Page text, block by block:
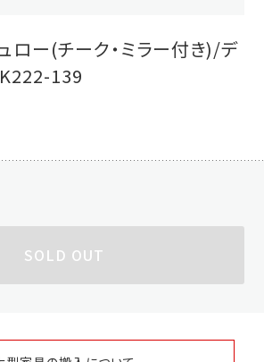
ロー(チーク・ミラー付き)/デ
139
SOLD OUT